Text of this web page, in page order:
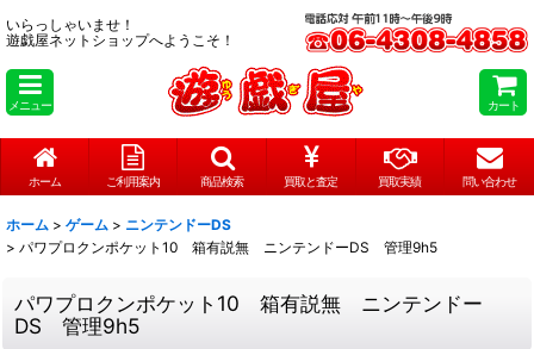
いらっしゃいませ！
遊戯屋ネットショップへようこそ！
メニュー カート
ホーム ご利用案内 商品検索 買取と査定 買取実績 問い合わせ
ホーム > ゲーム > ニンテンドーDS
> パワプロクンポケット10 箱有説無 ニンテンドーDS 管理9h5
パワプロクンポケット10 箱有説無 ニンテンドー
DS 管理9h5